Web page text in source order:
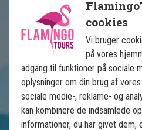
Essensen af Kina
9 nætter i Kina
Den kinesiske mur
Den forbudte by i
cookies
Vi bruger
på vores
adgang til funktioner på sociale
oplysninger om din brug af
sociale medie-, reklame- og
kan kombinere de indsamlede
informationer, du har givet dem,